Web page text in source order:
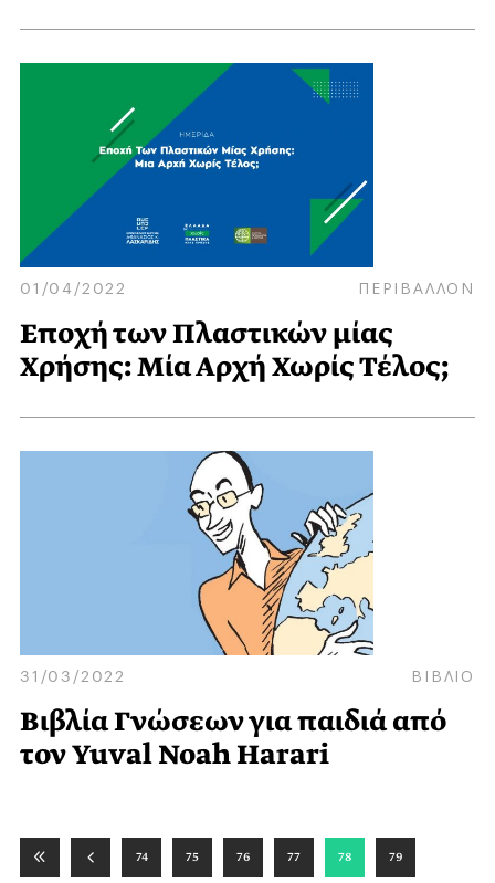
01/04/2022 ΠΕΡΙΒΑΛΛΟΝ
Εποχή των Πλαστικών μίας
Χρήσης: Μία Αρχή Χωρίς Τέλος;
31/03/2022 ΒΙΒΛΙΟ
Βιβλία Γνώσεων για παιδιά από
τον Yuval Noah Harari
74 75 76 77 78 79